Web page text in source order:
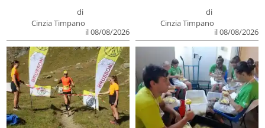
di
Cinzia Timpano
il 08/08/2026
di
Cinzia Timpano
il 08/08/2026